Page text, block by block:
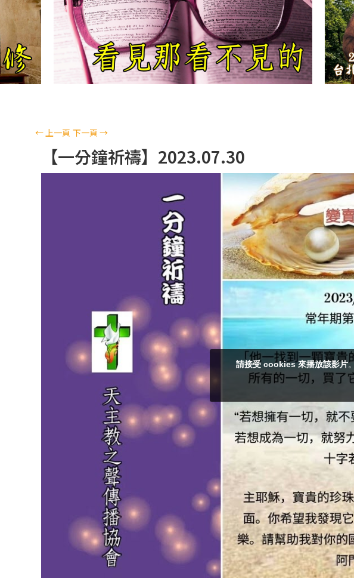
← 上一頁 下一頁 →
【一分鐘祈禱】2023.07.30